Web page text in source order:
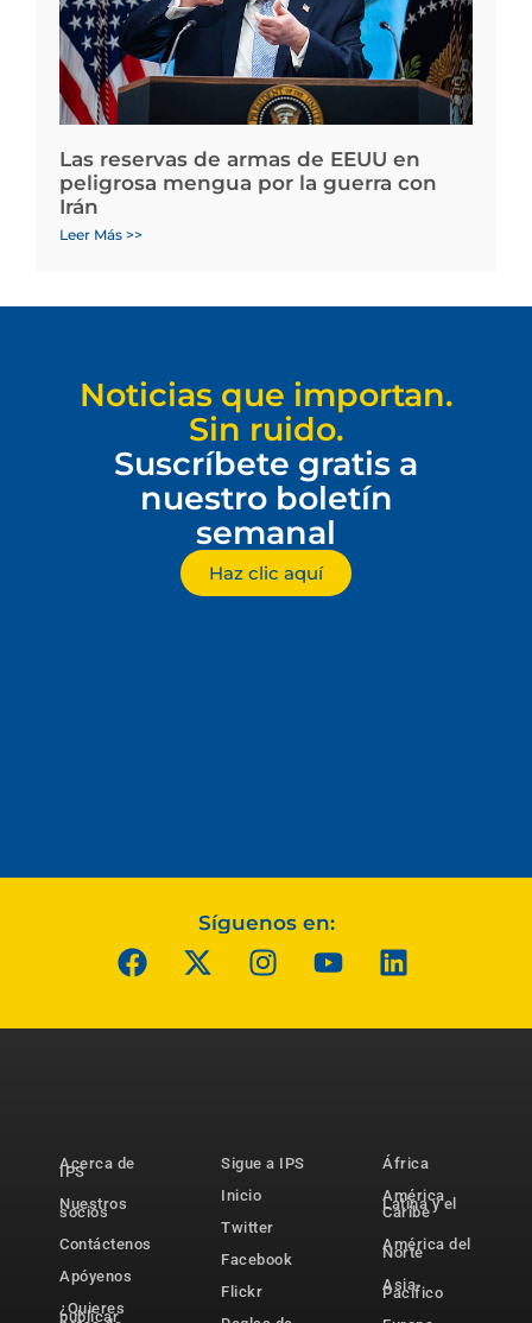
Las reservas de armas de EEUU en
peligrosa mengua por la guerra con
Irán
Leer Más >>
Noticias que importan.
Sin ruido.
Suscríbete gratis a
nuestro boletín
semanal
Haz clic aquí
Síguenos en:
Acerca de
IPS
Nuestros
socios
Contáctenos
Apóyenos
¿Quieres
publicar
Sigue a IPS
Inicio
Twitter
Facebook
Flickr
África
América
Latina y el
Caribe
América del
Norte
Asia-
Pacífico